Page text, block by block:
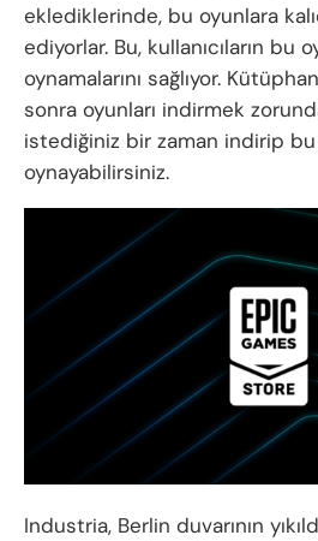
eklediklerinde, bu oyunlara
ediyorlar. Bu, kullanıcıların bu
oynamalarını sağlıyor.
sonra oyunları indirmek
istediğiniz bir zaman indirip bu
oynayabilirsiniz.
Industria, Berlin duvarının